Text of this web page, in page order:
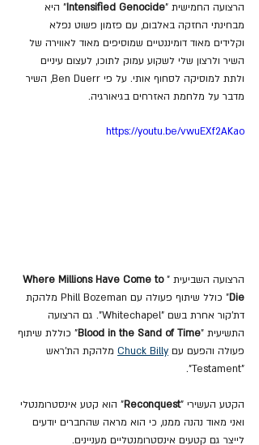
הרצועה החמישית "Intensified Genocide" היא
מבחינתי החזקה באלבום, עם פזמון פשוט נפלא
וקלידים מאוד דומיננטיים שמוסיפים מאוד לאווירה של
השיר ולרצון שלי לשקוע עמוק לתוכו, לעצום עיניים
ולתת למוסיקה לסחוף אותי. על פי Ben Duerr, השיר
מדבר על מלחמת האזרחים בגיאורגיה.
https://youtu.be/vwuEXf2AKao
הרצועה השביעית "Where Millions Have Come to
Die
" כולל שיתוף פעולה עם Phill Bozeman מלהקת
דת'קור אחרת בשם "Whitechapel". גם הרצועה
התשיעית "Blood in the Sand of Time" כוללת שיתוף
פעולה והפעם עם Chuck Billy מלהקת הת'ראש
"Testament".
הקטע העשירי "Reconquest" הוא קטע אינסטרומנטלי
ואני מאוד נהנה ממנו, כי הוא מראה שהחברים יודעים
לייצר גם קטעים אינסטרומנטליים מעניינים.